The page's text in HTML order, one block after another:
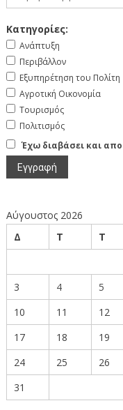
Κατηγορίες:
Ανάπτυξη
Περιβάλλον
Εξυπηρέτηση του Πολίτη
Αγροτική Οικονομία
Τουρισμός
Πολιτισμός
Έχω διαβάσει και
Αύγουστος 2026
Δ
Τ Τ
3
4 5
10
11 12
17
18 19
24
25 26
31